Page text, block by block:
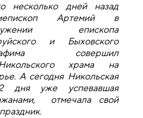
несколько дней назад
Артемий в
епископа
и Быховского
совершил
храма на
А сегодня Никольская
дня уже успевавшая
отмечала свой